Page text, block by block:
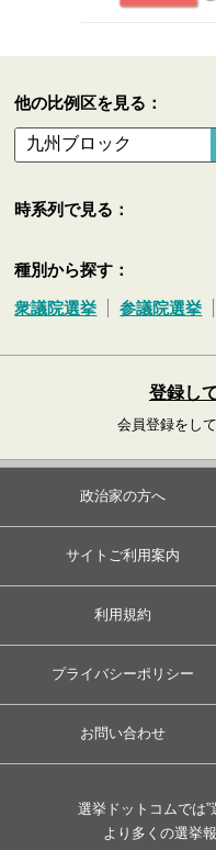
他の比例区を見る：
時系列で見る：
種別から探す：
衆議院選挙 参議院選挙
登録し
会員登録をし
政治家の方へ
サイトご利用案内
利用規約
プライバシーポリシー
お問い合わせ
選挙ドットコムでは”
より多くの選挙